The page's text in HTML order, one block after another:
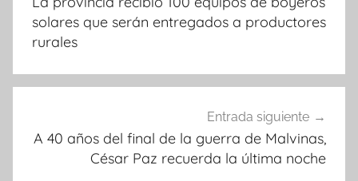
entradas
solares que serán entregados a productores
rurales
Entrada siguiente
A 40 años del final de la guerra de Malvinas,
César Paz recuerda la última noche